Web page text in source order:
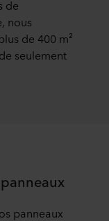
de
nous
de 400 m²
seulement
panneaux